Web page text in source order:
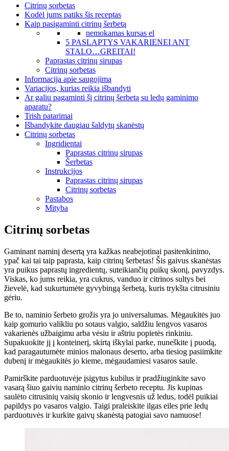
Citrinų sorbetas
Kodėl jums patiks šis receptas
Kaip pasigaminti citrinų šerbetą
nemokamas kursas el
5 PASLAPTYS VAKARIENEI ANT
STALO…GREITAI!
Paprastas citrinų sirupas
Citrinų sorbetas
Informacija apie saugojimą
Variacijos, kurias reikia išbandyti
Ar galiu pagaminti šį citrinų šerbetą su ledų gaminimo
aparatu?
Trish patarimai
Išbandykite daugiau šaldytų skanėstų
Citrinų sorbetas
Ingridientai
Paprastas citrinų sirupas
Šerbetas
Instrukcijos
Paprastas citrinų sirupas
Citrinų sorbetas
Pastabos
Mityba
Citrinų sorbetas
Gaminant naminį desertą yra kažkas neabejotinai pasitenkinimo,
ypač kai tai taip paprasta, kaip citrinų šerbetas! Šis gaivus skanėstas
yra puikus paprastų ingredientų, suteikiančių puikų skonį, pavyzdys.
Viskas, ko jums reikia, yra cukrus, vanduo ir citrinos sultys bei
žievelė, kad sukurtumėte gyvybingą šerbetą, kuris trykšta citrusiniu
gėriu.
Be to, naminio šerbeto grožis yra jo universalumas. Mėgaukitės juo
kaip gomurio valikliu po sotaus valgio, saldžiu lengvos vasaros
vakarienės užbaigimu arba vėsiu ir aštriu popietės rinkiniu.
Supakuokite jį į konteinerį, skirtą iškylai parke, nuneškite į puodą,
kad paragautumėte minios malonaus deserto, arba tiesiog pasiimkite
dubenį ir mėgaukitės jo kieme, mėgaudamiesi vasaros saule.
Pamirškite parduotuvėje įsigytus kubilus ir pradžiuginkite savo
vasarą šiuo gaiviu naminio citrinų šerbeto receptu. Jis kupinas
saulėto citrusinių vaisių skonio ir lengvesnis už ledus, todėl puikiai
papildys po vasaros valgio. Taigi praleiskite ilgas eiles prie ledų
parduotuvės ir kurkite gaivų skanėstą patogiai savo namuose!